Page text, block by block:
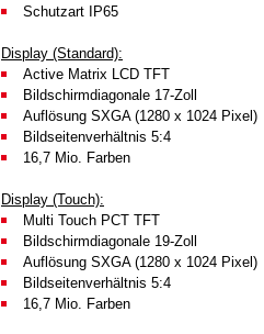
Schutzart IP65
Display (Standard):
Active Matrix LCD TFT
Bildschirmdiagonale 17-Zoll
Auflösung SXGA (1280 x 1024 Pixel)
Bildseitenverhältnis 5:4
16,7 Mio. Farben
Display (Touch):
Multi Touch PCT TFT
Bildschirmdiagonale 19-Zoll
Auflösung SXGA (1280 x 1024 Pixel)
Bildseitenverhältnis 5:4
16,7 Mio. Farben